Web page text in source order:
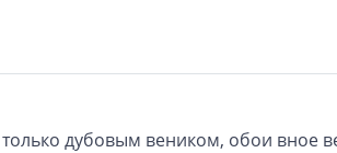
дубовым веником, обои вное